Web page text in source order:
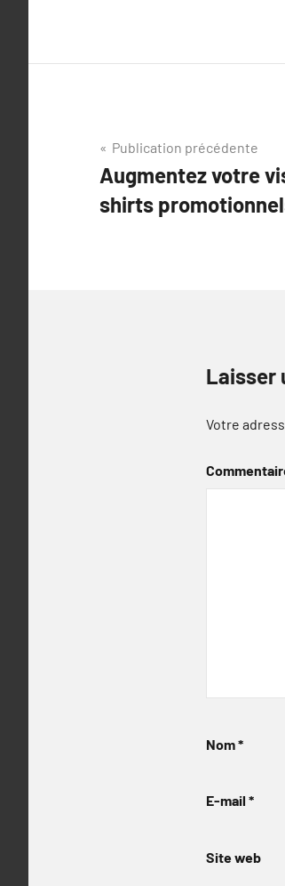
Navigation
de
l’article
Publication précédente
Augmentez votre
shirts
Laisser
Votre
Nom*
E-mail *
Site web